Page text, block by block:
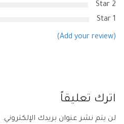
2 Star
1 Star
(Add your review)
اترك تعليقاً
لن يتم نشر عنوان بريدك الإلكتروني.